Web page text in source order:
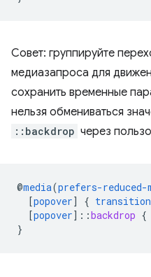
Совет: группируйте
медиазапроса для
сохранить временные
нельзя обмениваться
::backdrop через
@media(prefers-reduced-
[popover] { transition
[popover] ::backdrop {
}